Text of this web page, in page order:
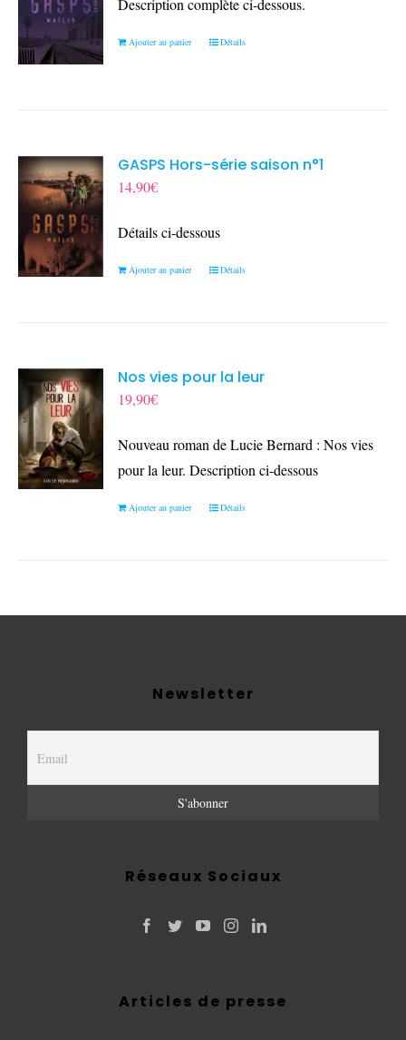
Description complète ci-dessous.
Ajouter au panier Détails
GASPS Hors-série saison n°1
14,90€
Détails ci-dessous
Ajouter au panier Détails
Nos vies pour la leur
19,90€
Nouveau roman de Lucie Bernard : Nos vies
pour la leur. Description ci-dessous
Ajouter au panier Détails
Newsletter
Réseaux Sociaux
Articles de presse